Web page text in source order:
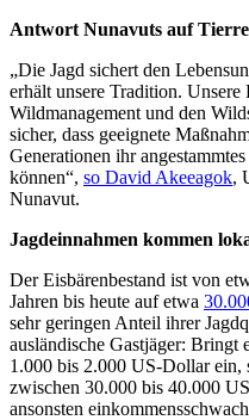
Antwort Nunavuts auf
„Die Jagd sichert den
erhält unsere Tradition.
Wildmanagement und den
sicher, dass geeignete
Generationen ihr
können“, so David Akeeagok,
Nunavut.
Jagdeinnahmen kommen
Der Eisbärenbestand ist von
Jahren bis heute auf etwa
sehr geringen Anteil ihrer
ausländische Gastjäger: Bringt
1.000 bis 2.000 US-Dollar ein,
zwischen 30.000 bis 40.000
ansonsten